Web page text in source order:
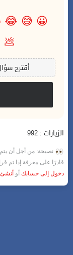
😀
😅
😂
💩
أقترح
الزيارات : 992
نصيحة: من أجل أن
قادرًا على معرفة إذا تم
دخول إلى حسابك أو أنشئ